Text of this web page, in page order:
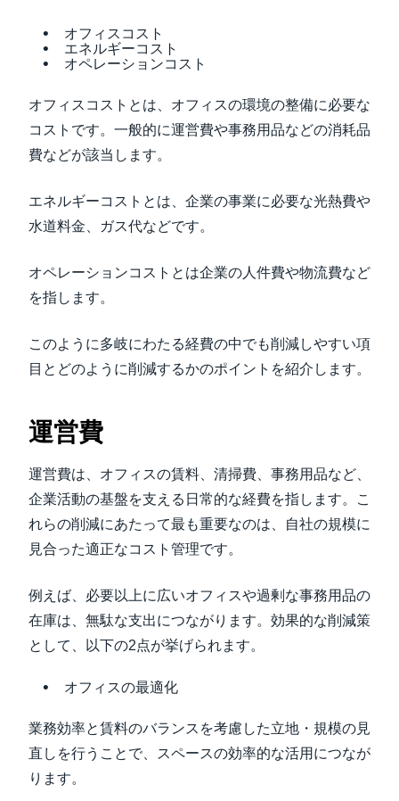
オフィスコスト
エネルギーコスト
オペレーションコスト
オフィスコストとは、オフィスの環境の整備に必要な
コストです。一般的に運営費や事務用品などの消耗品
費などが該当します。
エネルギーコストとは、企業の事業に必要な光熱費や
水道料金、ガス代などです。
オペレーションコストとは企業の人件費や物流費など
を指します。
このように多岐にわたる経費の中でも削減しやすい項
目とどのように削減するかのポイントを紹介します。
運営費
運営費は、オフィスの賃料、清掃費、事務用品など、
企業活動の基盤を支える日常的な経費を指します。こ
れらの削減にあたって最も重要なのは、自社の規模に
見合った適正なコスト管理です。
例えば、必要以上に広いオフィスや過剰な事務用品の
在庫は、無駄な支出につながります。効果的な削減策
として、以下の2点が挙げられます。
オフィスの最適化
業務効率と賃料のバランスを考慮した立地・規模の見
直しを行うことで、スペースの効率的な活用につなが
ります。